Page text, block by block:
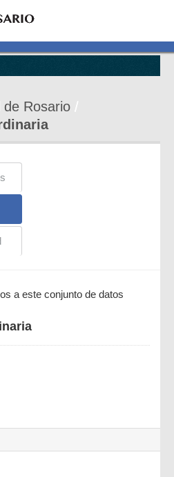
de Rosario
a este conjunto de datos